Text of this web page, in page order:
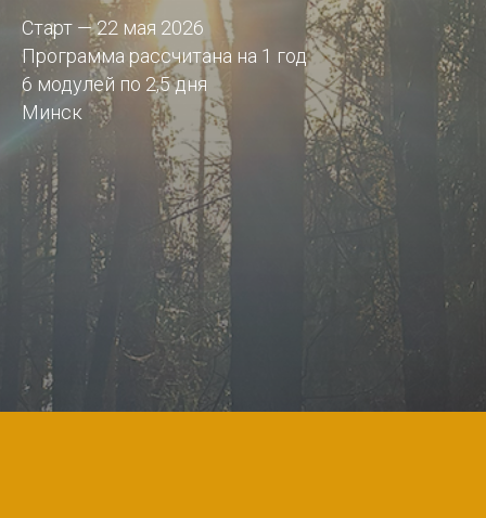
Старт — 22 мая 2026
Программа рассчитана на 1 год
6 модулей по 2,5 дня
Минск